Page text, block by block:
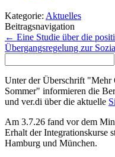
Kategorie: Aktuelles
Beitragsnavigation
← Eine Studie über die
Übergangsregelung zur
nach:
Unter der Überschrift "Mehr
Sommer" informieren die
und ver.di über die aktuelle
Am 3.7.26 fand vor dem
Erhalt der Integrationskurse
Hamburg und München.